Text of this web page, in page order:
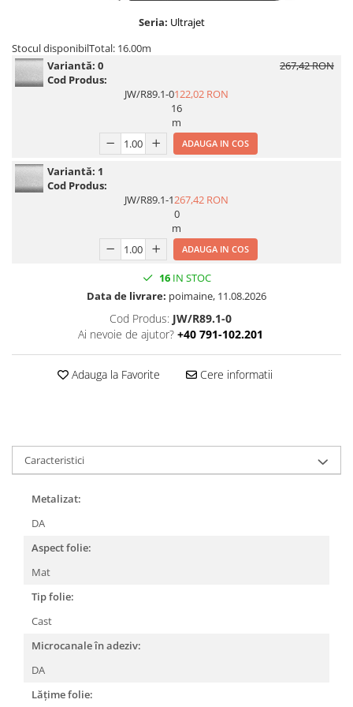
Serigrafie
Supralaminare
Monomeric
Folie transfer
Benzi adezive
Benzi și covoare anti-alunecare
Seria: Ultrajet
Stocul disponibilTotal: 16.00m
Variantă: 0
Cod Produs:
267,42 RON
JW/R89.1-0122,02 RON
16
m
ADAUGA IN COS
Variantă: 1
Cod Produs:
JW/R89.1-1267,42 RON
0
m
ADAUGA IN COS
16IN STOC
Data de livrare: poimaine, 11.08.2026
Cod Produs: JW/R89.1-0
Ai nevoie de ajutor? +40 791-102.201
Adauga la Favorite Cere informatii
Caracteristici
Metalizat:
DA
Aspect folie:
Mat
Tip folie:
Cast
Microcanale în adeziv:
DA
Lățime folie: